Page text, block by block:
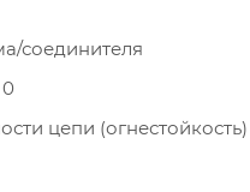
соединителя
цепи